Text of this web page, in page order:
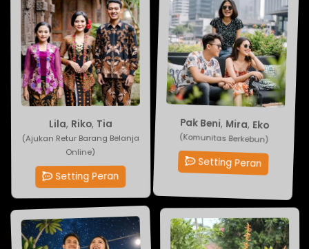
Lila ,Riko ,Tia
(Ajukan Retur Barang Belanja
Online)
Setting Peran
Pak Beni,Mira,Eko
(Komunitas Berkebun)
Setting Peran